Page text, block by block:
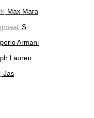
Max Mara
S
Armani
Lauren
Jas